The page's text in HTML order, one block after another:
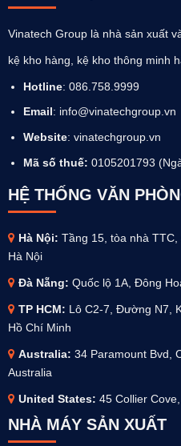
Vinatech Group là nhà sản xuất
kệ kho hàng, kệ kho thông minh
Hotline: 086.758.9999
Email: info@vinatechgroup.vn
Website: vinatechgroup.vn
Mã số thuế: 0105201793
HỆ THỐNG VĂN
Hà Nội: Tầng 15, tòa nhà
Hà Nội
Đà Nẵng: Quốc lộ 1A, Đông
TP HCM: Lô C2-7, Đường N7,
Hồ Chí Minh
Australia: 34 Paramount Bvd,
Australia
United States: 45 Collier
NHÀ MÁY SẢN XUẤT